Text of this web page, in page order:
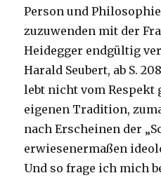
Person und
zuzuwenden mit der
Heidegger endgültig
Harald Seubert, ab S.
lebt nicht vom Respekt
eigenen Tradition,
nach Erscheinen der
erwiesenermaßen
Und so frage ich mich